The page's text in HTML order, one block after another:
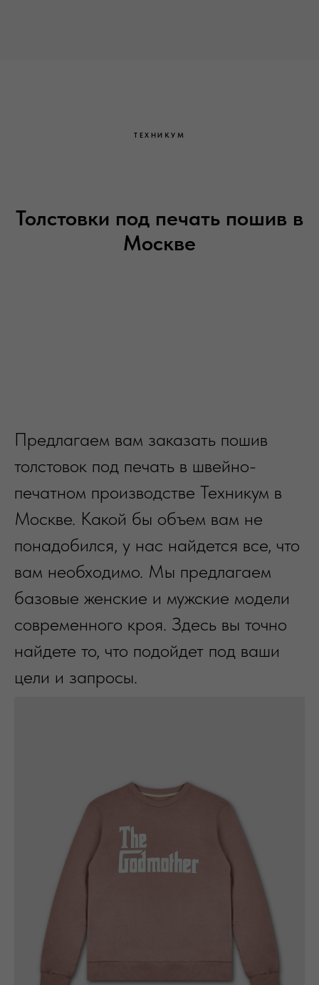
ТЕХНИКУМ
Толстовки под печать пошив в
Москве
Предлагаем вам заказать пошив
толстовок под печать в швейно-
печатном производстве Техникум в
Москве. Какой бы объем вам не
понадобился, у нас найдется все, что
вам необходимо. Мы предлагаем
базовые женские и мужские модели
современного кроя. Здесь вы точно
найдете то, что подойдет под ваши
цели и запросы.